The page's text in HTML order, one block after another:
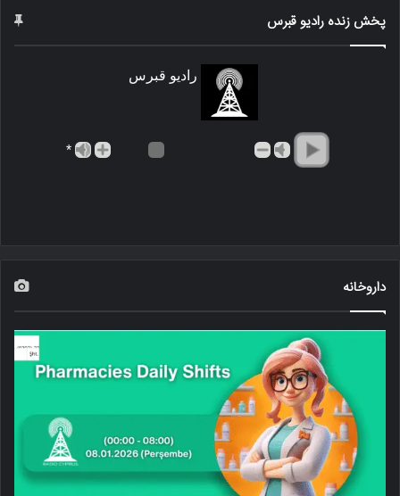
پخش زنده رادیو قبرس
رادیو قبرس
*
داروخانه